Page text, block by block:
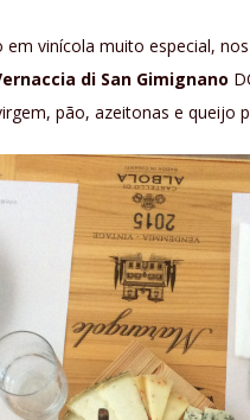
vinícola muito especial,
di San Gimignano
pão, azeitonas e queijo